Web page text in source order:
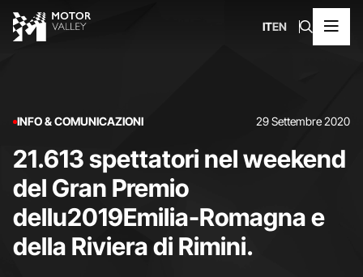
ITEN
INFO & COMUNICAZIONI 29 Settembre 2020
21.613 spettatori nel weekend
del Gran Premio
dellu2019Emilia-Romagna e
della Riviera di Rimini.